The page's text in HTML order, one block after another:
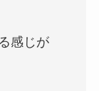
感じが